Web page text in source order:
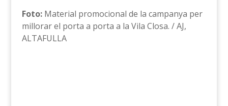
Foto:Material promocional de la campanya per
millorar el porta a porta a la Vila Closa. / AJ,
ALTAFULLA